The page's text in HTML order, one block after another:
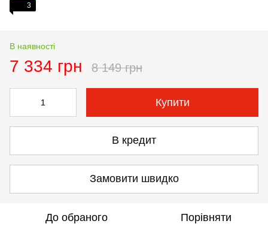
3
В наявності
7 334 грн 8 149 грн
Купити
В кредит
Замовити швидко
До обраного Порівняти